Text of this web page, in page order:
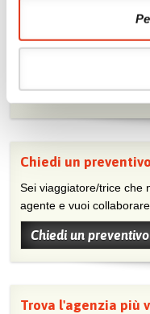
Mostraci le tue foto
Condividi con gli altri
Chiedi un preventivo
Sei viaggiatore/trice che non trova un’agenzia vicina o sei
agente e vuoi
Chiedi un preventivo
Trova l'agenzia più